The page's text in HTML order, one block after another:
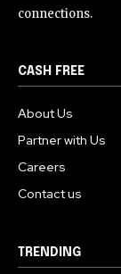
connections.
CASH FREE
About Us
Partner with Us
Careers
Contact us
TRENDING